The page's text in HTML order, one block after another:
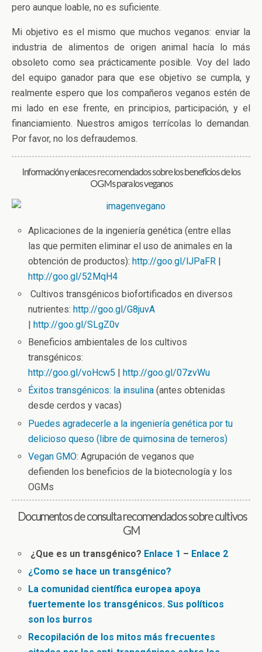
pero aunque loable, no es suficiente.
Mi objetivo es el mismo que muchos veganos: enviar la
industria de alimentos de origen animal hacía lo más
obsoleto como sea prácticamente posible. Voy del lado
del equipo ganador para que ese objetivo se cumpla, y
realmente espero que los compañeros veganos estén de
mi lado en ese frente, en principios, participación, y el
financiamiento. Nuestros amigos terrícolas lo demandan.
Por favor, no los defraudemos.
Información y enlaces recomendados sobre los beneficios de los
OGMs para los veganos
Aplicaciones de la ingeniería genética (entre ellas
las que permiten eliminar el uso de animales en la
obtención de productos):http://goo.gl/lJPaFR |
http://goo.gl/52MqH4
Cultivos transgénicos biofortificados en diversos
nutrientes:http://goo.gl/G8juvA
|http://goo.gl/SLgZ0v
Beneficios ambientales de los cultivos
transgénicos:
http://goo.gl/voHcw5
http://goo.gl/07zvWu
Éxitos transgénicos: la insulina (antes obtenidas
desde cerdos y vacas)
Puedes agradecerle a la ingeniería genética por tu
delicioso queso (libre de quimosina de terneros)
Vegan GMO: Agrupación de veganos que
defienden los beneficios de la biotecnología y los
OGMs
Documentos de consulta recomendados sobre cultivos
GM
¿Que es un transgénico? Enlace 1 – Enlace 2
¿Como se hace un transgénico?
La comunidad científica europea apoya
fuertemente los transgénicos. Sus políticos
son los burros
Recopilación de los mitos más frecuentes